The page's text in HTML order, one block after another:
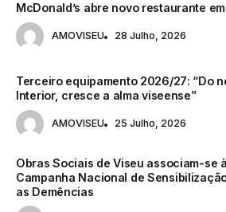
McDonald’s abre novo restaurante
AMOVISEU 28 Julho, 2026
Terceiro equipamento 2026/27: “Do
Interior, cresce a alma viseense”
AMOVISEU 25 Julho, 2026
Obras Sociais de Viseu associam-se à
Campanha Nacional de
as Demências